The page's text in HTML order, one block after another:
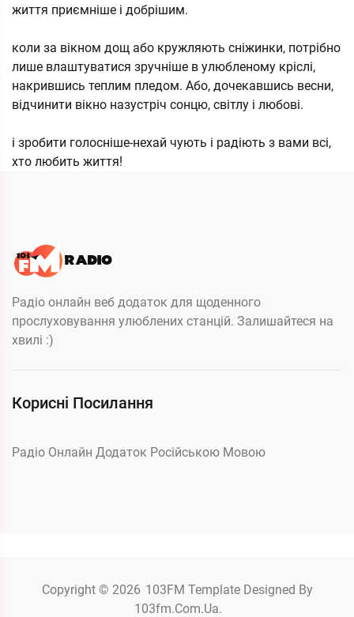
життя приємніше і добрішим.
коли за вікном дощ або кружляють сніжинки, потрібно
лише влаштуватися зручніше в улюбленому кріслі,
накрившись теплим пледом. Або, дочекавшись весни,
відчинити вікно назустріч сонцю, світлу і любові.
і зробити голосніше-нехай чують і радіють з вами всі,
хто любить життя!
Радіо онлайн веб додаток для щоденного
прослуховування улюблених станцій. Залишайтеся на
хвилі :)
Корисні Посилання
Радіо Онлайн Додаток Російською Мовою
Copyright © 2026 103FM Template Designed By
103fm.com.ua.